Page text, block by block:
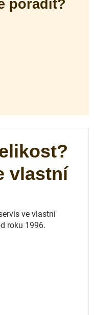
poradit?
vlastní
ve vlastní
roku 1996.